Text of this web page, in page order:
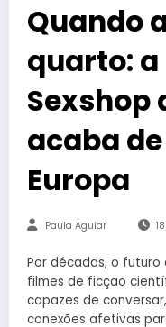
Quando
quarto:
Sexshop
acaba
Europa
Paula Aguiar
Por décadas, o
filmes de ficção
capazes de
conexões afetivas